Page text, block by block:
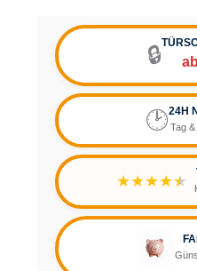
🔒
🕑24H
Tag
★★★★★